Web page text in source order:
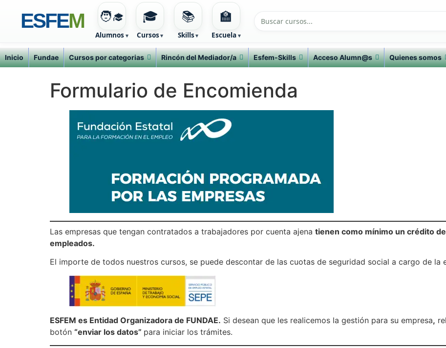
ESFEM 🧑‍🎓
Alumnos
🎓
Cursos
📚
Skills
🏫
Escuela
IrInicio Fundae Cursos por categorias Rincón del Mediador/a Esfem-Skills Acceso Alumn@s Quienes somos
Formulario de Encomienda
Las empresas que tengan contratados a trabajadores por cuenta ajena tienen como mínimo un crédito
empleados.
El importe de todos nuestros cursos, se puede descontar de las cuotas de seguridad social a cargo de la
ESFEM es Entidad Organizadora de FUNDAE. Si desean que les realicemos la gestión para su empresa,
botón “enviar los datos” para iniciar los trámites.